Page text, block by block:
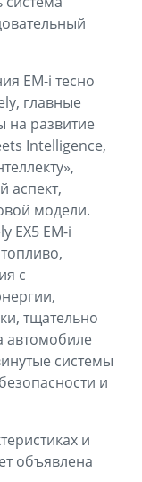
EM-i тесно
главные
на развитие
Intelligence,
аспект,
модели.
EX5 EM-i
с
тщательно
автомобиле
системы
и
и
объявлена